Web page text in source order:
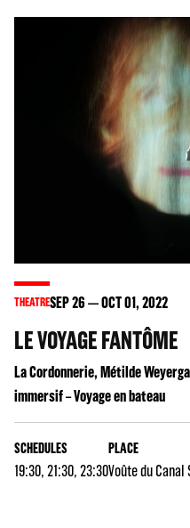
THEATRESEP26 OCT01, 2022
LE VOYAGE FANTÔME
La Cordonnerie, Métilde
immersif – Voyage en bateau
SCHEDULES
19:30, 21:30, 23:30
PLACE
Voûte du